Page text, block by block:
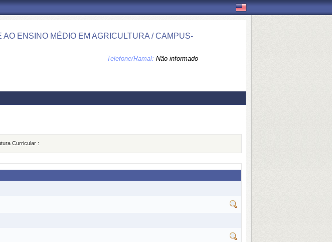
ENSINO MÉDIO EM AGRICULTURA / CAMPUS-
Telefone/Ramal: Não informado
Curricular :